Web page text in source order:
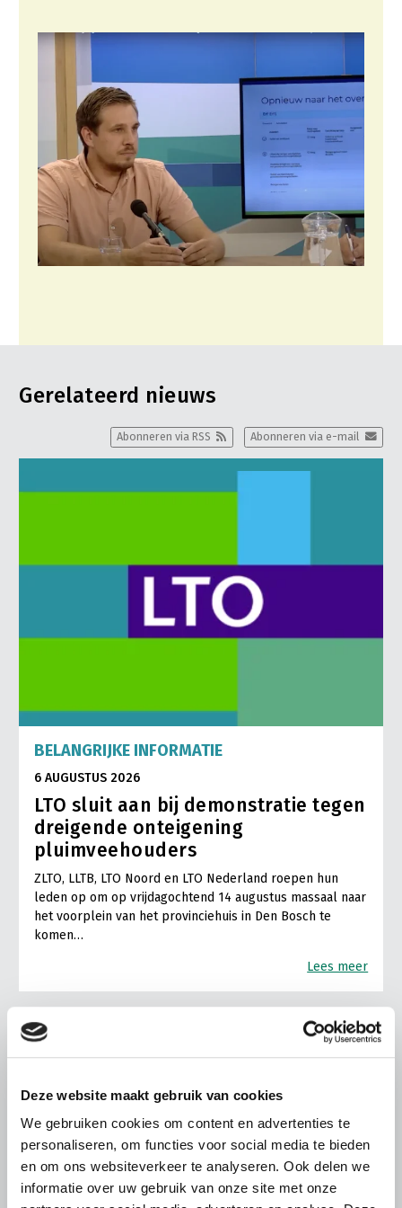
Deze website maakt gebruik van cookies
We gebruiken cookies om content en advertenties te
personaliseren, om functies voor social media te bieden
en om ons websiteverkeer te analyseren. Ook delen we
informatie over uw gebruik van onze site met onze
Gerelateerd nieuws
Abonneren via e-mail
Abonneren via RSS
BELANGRIJKE INFORMATIE
6 AUGUSTUS 2026
LTO sluit aan bij demonstratie tegen
dreigende onteigening
pluimveehouders
ZLTO, LLTB, LTO Noord en LTO Nederland roepen hun
leden op om op vrijdagochtend 14 augustus massaal naar
het voorplein van het provinciehuis in Den Bosch te
komen…
Lees meer